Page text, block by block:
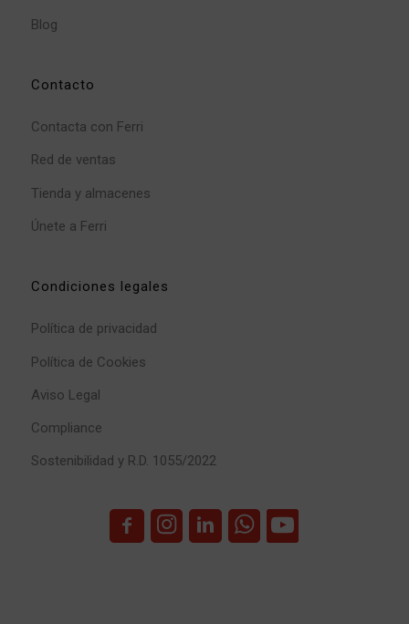
Blog
Contacto
Contacta con Ferri
Red de ventas
Tienda y almacenes
Únete a Ferri
Condiciones legales
Política de privacidad
Política de Cookies
Aviso Legal
Compliance
Sostenibilidad y R.D. 1055/2022